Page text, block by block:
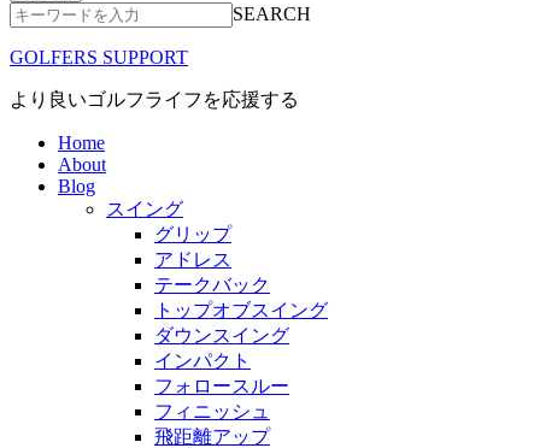
SEARCH
GOLFERS SUPPORT
より良いゴルフライフを応援する
Home
About
Blog
スイング
グリップ
アドレス
テークバック
トップオブスイング
ダウンスイング
インパクト
フォロースルー
フィニッシュ
飛距離アップ